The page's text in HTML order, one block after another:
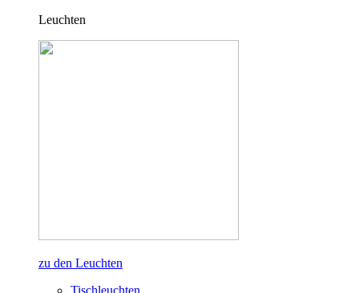
Leuchten
zu den Leuchten
Tischleuchten